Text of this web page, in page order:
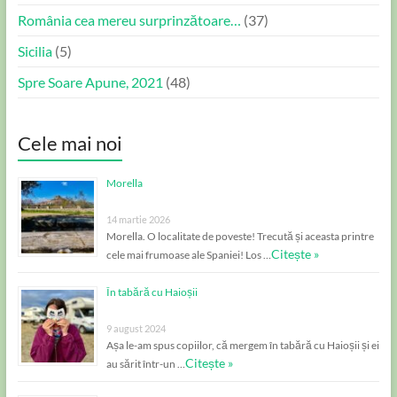
România cea mereu surprinzătoare…
(37)
Sicilia(5)
Spre Soare Apune, 2021 (48)
Cele mai noi
Morella
14 martie 2026
Morella. O localitate de poveste! Trecută și aceasta printre
cele mai frumoase ale Spaniei! Los … Citește »
În tabără cu Haioșii
9 august 2024
Așa le-am spus copiilor, că mergem în tabără cu Haioșii și ei
au sărit într-un … Citește »